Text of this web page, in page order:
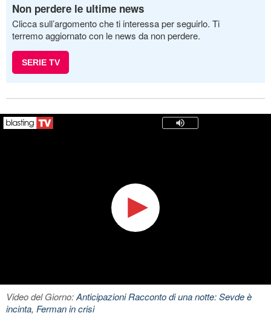
Non perdere le ultime news
Clicca sull’argomento che ti interessa per seguirlo. Ti
terremo aggiornato con le news da non perdere.
SERIE TV
Video del Giorno:Anticipazioni Racconto di una notte: Sevde è
incinta, Ferman in crisi